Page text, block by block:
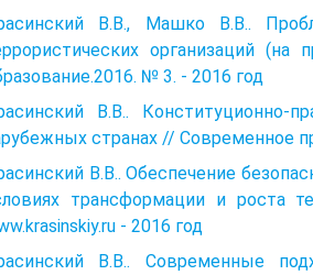
В.В., Машко В.В..
организаций
№ 3. - 2016 год
В.В.. Конституционно-
странах // Современное
В.В.. Обеспечение
трансформации и роста
- 2016 год
В.В.. Современные